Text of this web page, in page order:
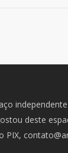
deste
PIX,